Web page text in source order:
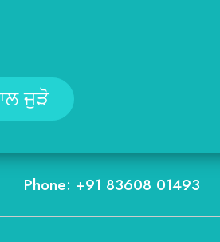
Phone: +91 83608 01493